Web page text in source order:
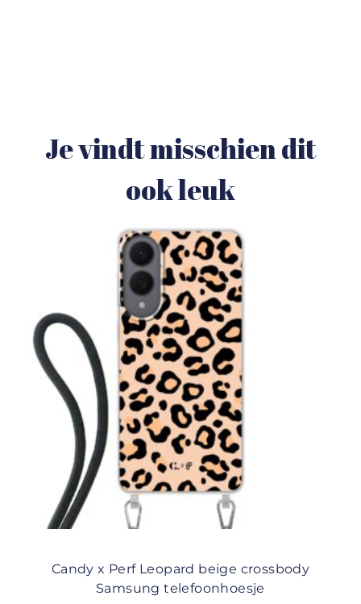
Je vindt misschien dit
ook leuk
Candy x Perf Leopard beige crossbody
Samsung telefoonhoesje